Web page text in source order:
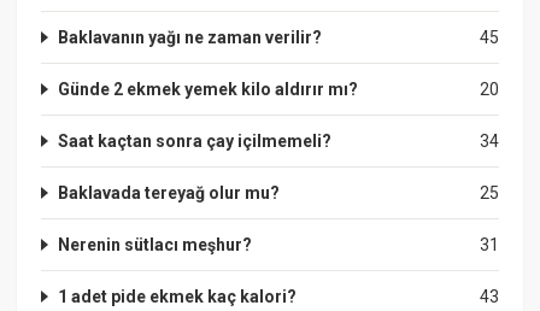
45
Baklavanın yağı ne zaman verilir?
20
Günde 2 ekmek yemek kilo aldırır mı?
34
Saat kaçtan sonra çay içilmemeli?
25
Baklavada tereyağ olur mu?
31
Nerenin sütlacı meşhur?
43
1 adet pide ekmek kaç kalori?